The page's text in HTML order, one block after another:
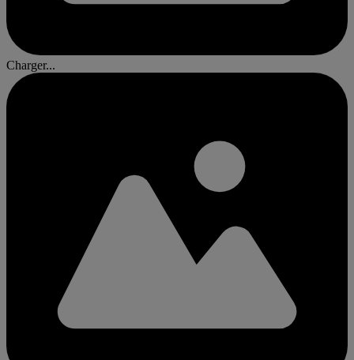
Charger...